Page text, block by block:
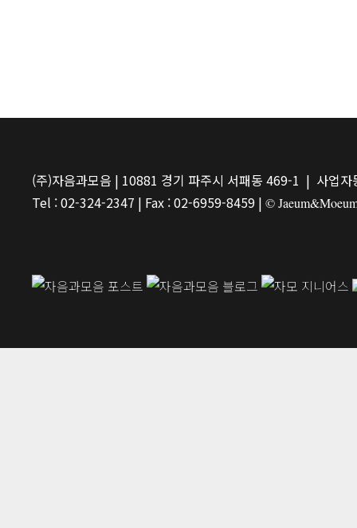
(주)자음과모음 | 10881 경기 파주시 서패동 469-1 | 사업
Tel : 02-324-2347 | Fax : 02-6959-8459 | ©